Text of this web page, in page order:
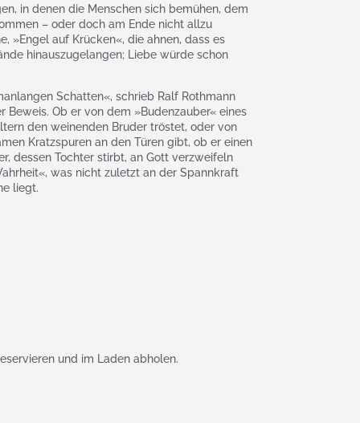
in denen die Menschen sich bemühen, dem
– oder doch am Ende nicht allzu
»Engel auf Krücken«, die ahnen, dass es
hinauszugelangen; Liebe würde schon
Schatten«, schrieb Ralf Rothmann
Ob er von dem »Budenzauber« eines
den weinenden Bruder tröstet, oder von
Kratzspuren an den Türen gibt, ob er einen
dessen Tochter stirbt, an Gott verzweifeln
was nicht zuletzt an der Spannkraft
liegt.
und im Laden abholen.